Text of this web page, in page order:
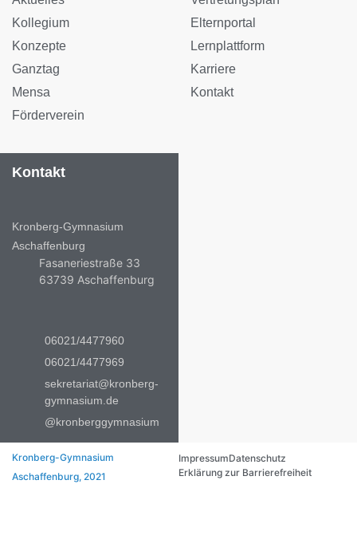
Kollegium
Konzepte
Ganztag
Mensa
Förderverein
Elternportal
Lernplattform
Karriere
Kontakt
Kontakt
Kronberg-Gymnasium
Aschaffenburg
Fasaneriestraße 33
63739 Aschaffenburg
06021/4477960
06021/4477969
sekretariat@kronberg-
gymnasium.de
@kronberggymnasium
Kronberg-Gymnasium
Aschaffenburg, 2021
ImpressumDatenschutz
Erklärung zur Barrierefreiheit